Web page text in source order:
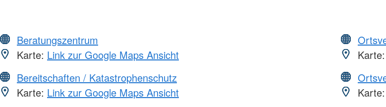
Beratungszentrum
Karte: Link zur Google Maps Ansicht
Bereitschaften / Katastrophenschutz
Karte: Link zur Google Maps Ansicht
Karte:
Karte: